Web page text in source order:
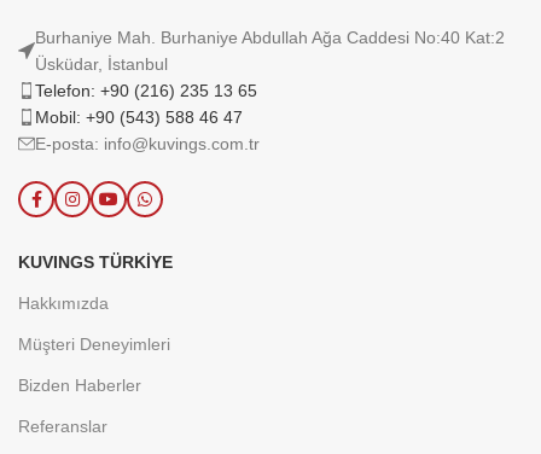
Burhaniye Mah. Burhaniye Abdullah Ağa Caddesi No:40 Kat:2
Üsküdar, İstanbul
Telefon: +90 (216) 235 13 65
Mobil: +90 (543) 588 46 47
E-posta: info@kuvings.com.tr
KUVINGS TÜRKIYE
Hakkımızda
Müşteri Deneyimleri
Bizden Haberler
Referanslar